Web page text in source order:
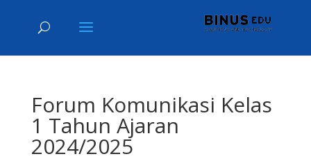
Forum Komunikasi Kelas
1 Tahun Ajaran
2024/2025